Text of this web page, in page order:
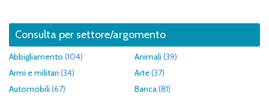
Consulta per settore/argomento
Abbigliamento (104) Animali (39)
Armi e militari (34) Arte(37)
Automobili (67) Banca(81)